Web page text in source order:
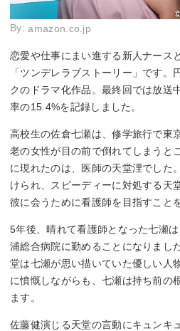
By:amazon.co.jp
恋愛や仕事にまい進する新人ナース
「ツンデレラブストーリー」です。
クのドラマ化作品。最終回では放送
率の15.4%を記録しました。
高校生の佐倉七瀬は、修学旅行で東
老の女性が目の前で倒れてしまうと
に現れたのは、医師の天堂浬でした
けられ、スピーディーに対処する天
彼に会うために看護師を目指すこと
5年後、晴れて看護師となった七瀬
浦総合病院に勤めることになりまし
堂は七瀬が思い描いていた優しい人
に憤慨しながらも、七瀬は持ち前の
ます。
佐藤健演じる天堂の言動にキュンキ